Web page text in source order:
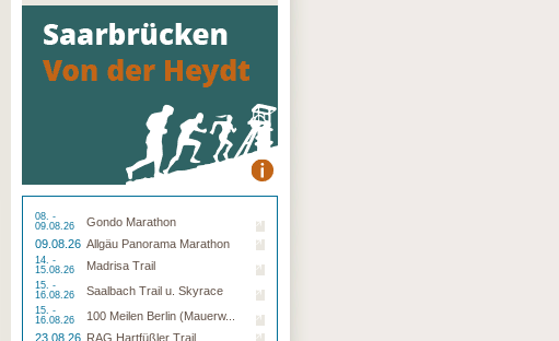
08. -
09.08.26
Gondo Marathon
09.08.26 Allgäu Panorama Marathon
14. -
15.08.26
Madrisa Trail
15. -
16.08.26
Saalbach Trail u. Skyrace
15. -
16.08.26
100 Meilen Berlin (Mauerw...
23.08.26 RAG Hartfüßler Trail